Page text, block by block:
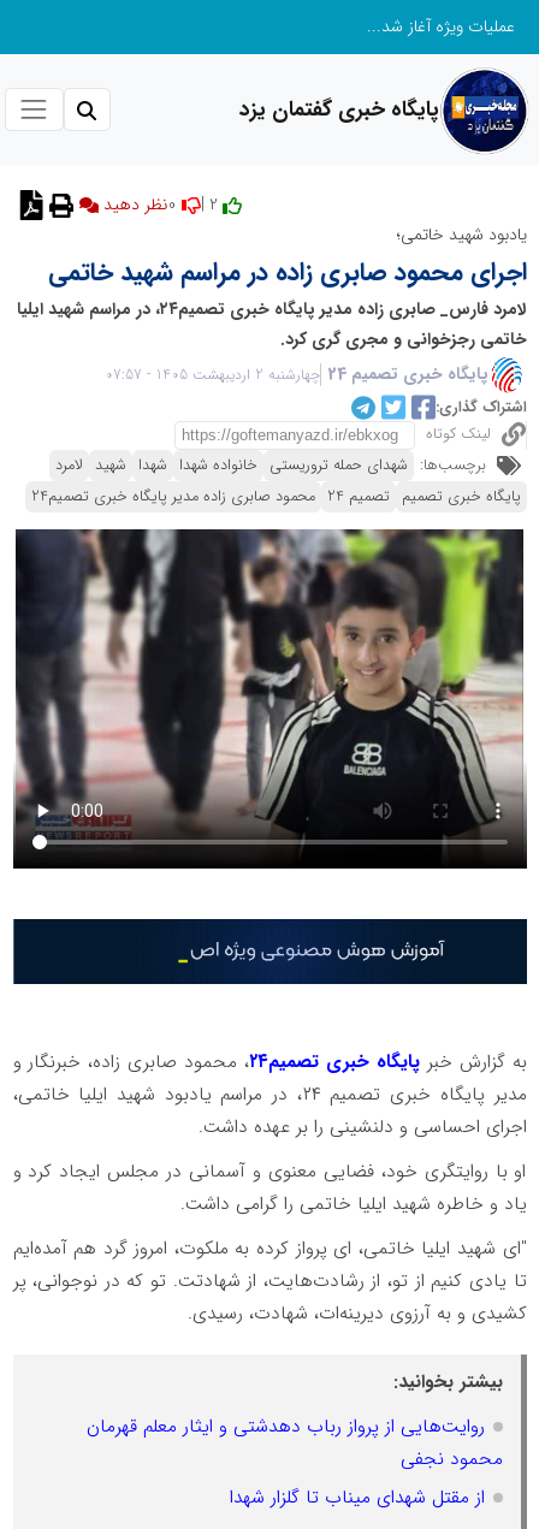
عملیات ویژه آغاز شد...
پایگاه خبری گفتمان یزد
یادبود شهید خاتمی؛
اجرای محمود صابری زاده در مراسم شهید خاتمی
لامرد فارس_ صابری زاده مدیر پایگاه خبری تصمیم۲۴، در مراسم شهید ایلیا
خاتمی رجزخوانی و مجری گری کرد.
پایگاه خبری تصمیم 24
چهارشنبه 2 اردیبهشت 1405 - 07:57
اشتراک گذاری:
لینک کوتاه
برچسب‌ها: شهدای حمله تروریستی خانواده شهدا شهدا شهید لامرد
پایگاه خبری تصمیم تصمیم 24 محمود صابری زاده مدیر پایگاه خبری تصمیم24
به گزارش خبر پایگاه خبری تصمیم۲۴
، محمود صابری زاده، خبرنگار و
مدیر پایگاه خبری تصمیم ۲۴، در مراسم یادبود شهید ایلیا خاتمی،
اجرای احساسی و دلنشینی را بر عهده داشت.
او با روایتگری خود، فضایی معنوی و آسمانی در مجلس ایجاد کرد و
یاد و خاطره شهید ایلیا خاتمی را گرامی داشت.
"ای شهید ایلیا خاتمی، ای پرواز کرده به ملکوت، امروز گرد هم آمده‌ایم
تا یادی کنیم از تو، از رشادت‌هایت، از شهادتت. تو که در نوجوانی، پر
کشیدی و به آرزوی دیرینه‌ات، شهادت، رسیدی.
بیشتر بخوانید:
روایت‌هایی از پرواز رباب دهدشتی و ایثار معلم قهرمان
محمود نجفی
از مقتل شهدای میناب تا گلزار شهدا